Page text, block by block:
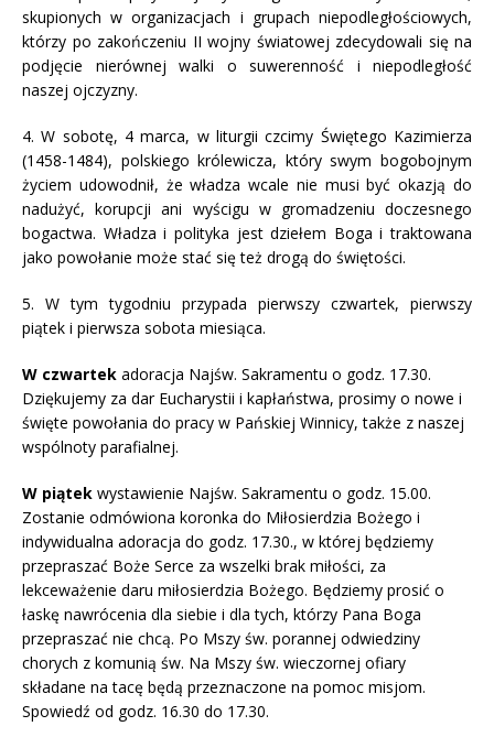
skupionych w organizacjach i grupach niepodległościowych,
którzy po zakończeniu II wojny światowej zdecydowali się na
podjęcie nierównej walki o suwerenność i niepodległość
naszej ojczyzny.
4. W sobotę, 4 marca, w liturgii czcimy Świętego Kazimierza
(1458-1484), polskiego królewicza, który swym bogobojnym
życiem udowodnił, że władza wcale nie musi być okazją do
nadużyć, korupcji ani wyścigu w gromadzeniu doczesnego
bogactwa. Władza i polityka jest dziełem Boga i traktowana
jako powołanie może stać się też drogą do świętości.
5. W tym tygodniu przypada pierwszy czwartek, pierwszy
piątek i pierwsza sobota miesiąca.
W czwartek adoracja Najśw. Sakramentu o godz. 17.30.
Dziękujemy za dar Eucharystii i kapłaństwa, prosimy o nowe i
święte powołania do pracy w Pańskiej Winnicy, także z naszej
wspólnoty parafialnej.
W piątek wystawienie Najśw. Sakramentu o godz. 15.00.
Zostanie odmówiona koronka do Miłosierdzia Bożego i
indywidualna adoracja do godz. 17.30., w której będziemy
przepraszać Boże Serce za wszelki brak miłości, za
lekceważenie daru miłosierdzia Bożego. Będziemy prosić o
łaskę nawrócenia dla siebie i dla tych, którzy Pana Boga
przepraszać nie chcą. Po Mszy św. porannej odwiedziny
chorych z komunią św. Na Mszy św. wieczornej ofiary
składane na tacę będą przeznaczone na pomoc misjom.
Spowiedź od godz. 16.30 do 17.30.